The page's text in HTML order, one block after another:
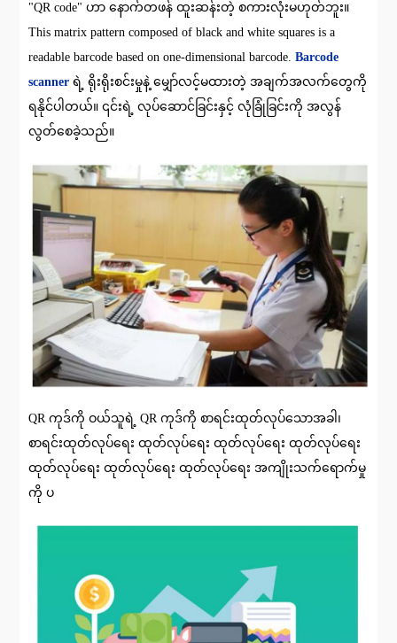
"QR code" ဟာ နောက်တဖန် ထူးဆန်းတဲ့ စကားလုံးမဟုတ်ဘူး။
This matrix pattern composed of black and white squares is a
readable barcode based on one-dimensional barcode.Barcode
scanner ရဲ့ ရိုးရိုးစင်းမှုနဲ့ မျှော်လင့်မထားတဲ့ အချက်အလက်တွေကို
ရနိုင်ပါတယ်။ ၎င်းရဲ့ လုပ်ဆောင်ခြင်းနှင့် လုံခြုံခြင်းကို အလွန်
လွတ်စေခဲ့သည်။
QR ကုဒ်ကို ဝယ်သူရဲ့ QR ကုဒ်ကို စာရင်းထုတ်လုပ်သောအခါ၊
စာရင်းထုတ်လုပ်ရေး ထုတ်လုပ်ရေး ထုတ်လုပ်ရေး ထုတ်လုပ်ရေး
ထုတ်လုပ်ရေး ထုတ်လုပ်ရေး ထုတ်လုပ်ရေး အကျိုးသက်ရောက်မှု
ကို ပ